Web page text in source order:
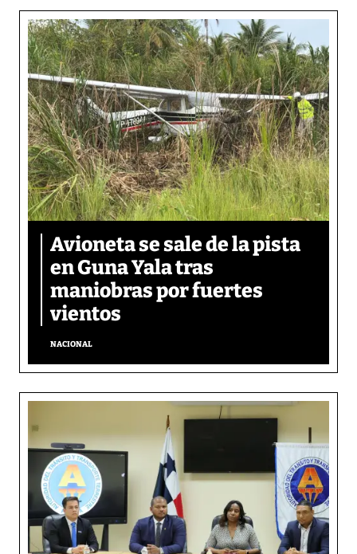
Avioneta se sale de la pista
en Guna Yala tras
maniobras por fuertes
vientos
NACIONAL